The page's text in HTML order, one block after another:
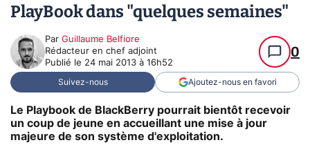
PlayBook dans "quelques semaines"
Par Guillaume Belfiore
Rédacteur en chef adjoint
Publié le 24 mai 2013 à 16h52
0
Suivez-nous Ajoutez-nous en favori
Le Playbook de BlackBerry pourrait bientôt recevoir
un coup de jeune en accueillant une mise à jour
majeure de son système d'exploitation.